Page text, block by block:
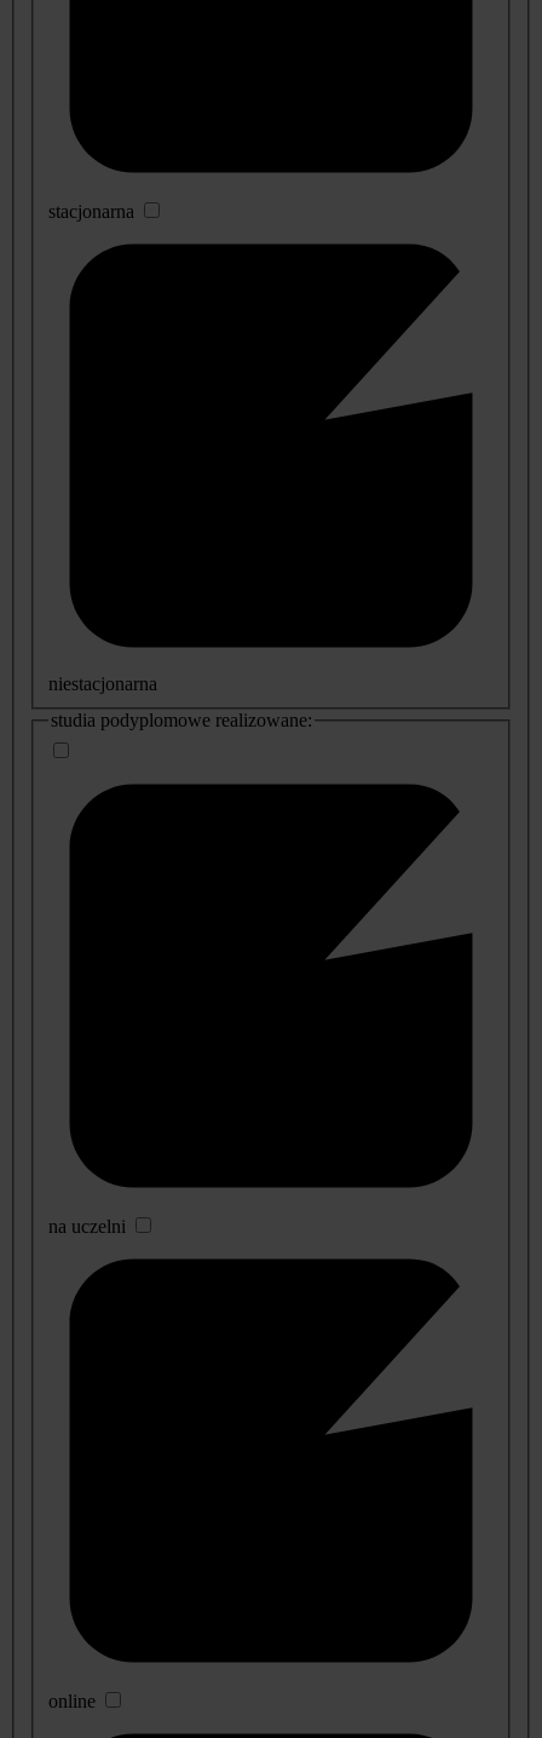
stacjonarna
niestacjonarna
studia podyplomowe realizowane:
na uczelni
online